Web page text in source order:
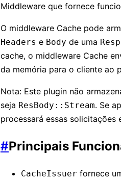
Middleware que fornece
O middleware Cache pode
Headers e Body de uma
cache, o middleware Cache
da memória para o cliente ao
Nota: Este plugin não
seja ResBody::Stream. Se
processará essas solicitações
#Principais
CacheIssuer fornece